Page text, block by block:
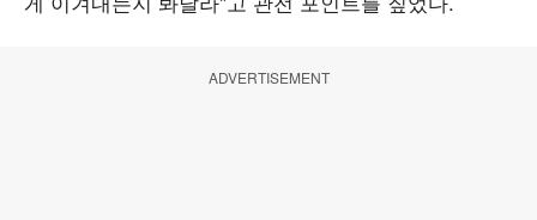
ADVERTISEMENT